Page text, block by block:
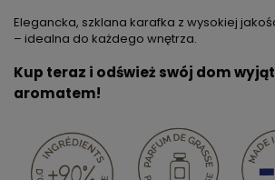
Elegancka, szklana karafka z wysokiej
– idealna do każdego wnętrza.
Kup teraz i odśwież swój dom
aromatem!